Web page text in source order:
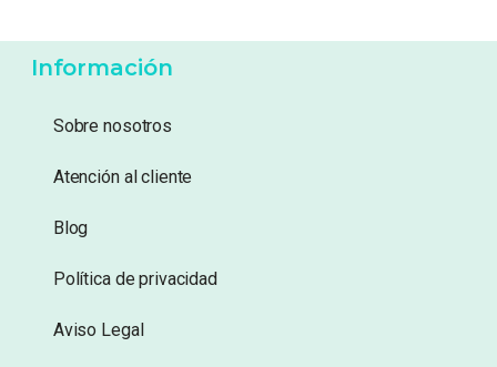
Información
Sobre nosotros
Atención al cliente
Blog
Política de privacidad
Aviso Legal